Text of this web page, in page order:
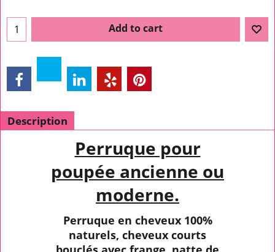
Add to cart
Description
Perruque pour
poupée ancienne ou
moderne.
Perruque en cheveux 100%
naturels, cheveux courts